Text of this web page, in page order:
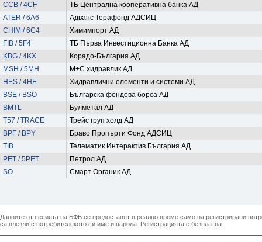
CCB / 4CF
ТБ Централна кооперативна банка АД
ATER / 6A6
Адванс Терафонд АДСИЦ
CHIM / 6C4
Химимпорт АД
FIB / 5F4
ТБ Първа Инвестиционна Банка АД
KBG / 4KX
Корадо-България АД
MSH / 5MH
М+С хидравлик АД
HES / 4HE
Хидравлични елементи и системи АД
BSE / BSO
Българска фондова борса АД
BMTL
Булметал АД
T57 / TRACE
Трейс груп холд АД
BPF / BPY
Браво Пропърти Фонд АДСИЦ
TIB
Телематик Интерактив България АД
PET / 5PET
Петрол АД
SO
Смарт Органик АД
Данните от сесията на БФБ се предоставят в реално време само на регистрирани
са влезли с потребителското си име и парола. Регистрацията е безплатна.